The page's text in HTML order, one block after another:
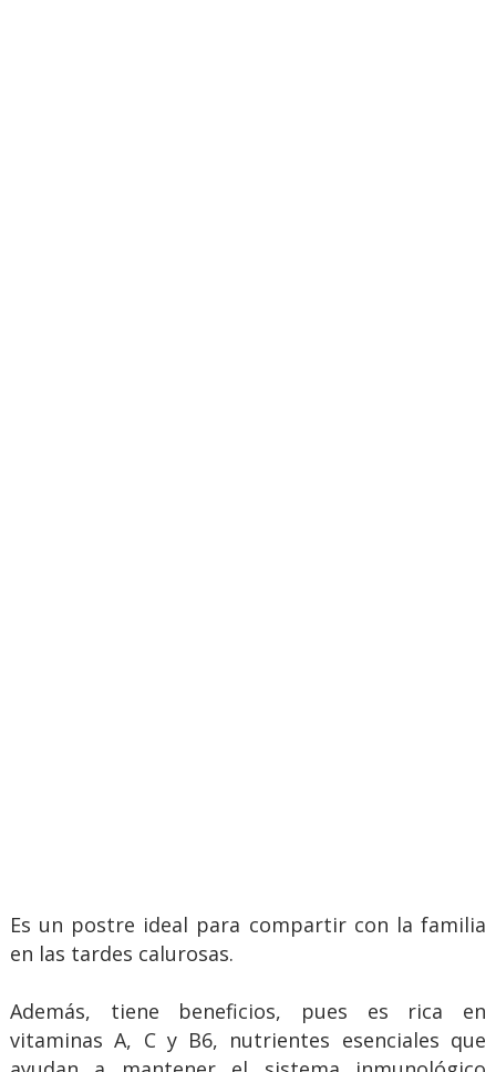
Es un postre ideal para compartir con la familia
en las tardes calurosas.
Además, tiene beneficios, pues es rica en
vitaminas A, C y B6, nutrientes esenciales que